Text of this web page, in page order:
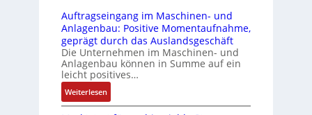
s
i
c
h
f
l
e
x
i
e
n
4
G
u
Z
e
r
t
i
u
c
k
a
u
s
g
l
Auftragseingang im Maschinen- und
Anlagenbau: Positive Momentaufnahme,
geprägt durch das Auslandsgeschäft
Die Unternehmen im Maschinen- und
Anlagenbau können in Summe auf ein
leicht positives…
Weiterlesen:
A